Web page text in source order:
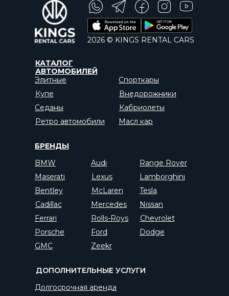
КАТАЛОГ
АВТОМОБИЛЕЙ
БРЕНДЫ
ДОПОЛНИТЕЛЬНЫЕ УСЛУГИ
Спорткары
Элитные
Внедорожники
Кабриолеты
Купе
BMW Audi
Bentley
Cadillac
McLaren
Mercedes
Nissan
Porsche
Range Rover
Rolls-Roys
Lexus
Tesla
Chevrolet
Ferrari
Lamborghini
Maserati
2026 © KINGS RENTAL CARS
Седаны
Масл кар
Ford Dodge
Долгосрочная аренда
Ретро автомобили
GMC Zeekr